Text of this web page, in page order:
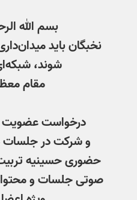
بسم الله
نخبگان باید
شوند،
مقام
درخواست عضویت
و شرکت در جلسات
حضوری حسینیه
صوتی جلسات و